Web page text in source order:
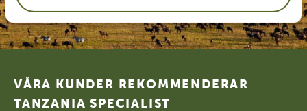
Footer
VÅRA KUNDER REKOMMENDERAR
TANZANIA SPECIALIST